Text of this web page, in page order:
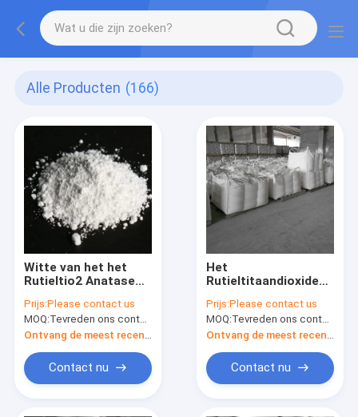
Alle Producten (166)
Witte van het het
Rutieltio2 Anatase
Poedertitaandioxide
de Batterijindustrie
Prijs:Please contact us
MOQ:Tevreden ons contacteren
Contact nu
Het
Rutieltitaandioxide
industrierang. 1317
80 2 voor Plastiek
Prijs:Please contact us
MOQ:Tevreden ons contacteren
Contact nu